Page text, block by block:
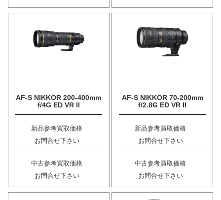
AF-S NIKKOR 200-400mm
f/4G ED VR II
新品参考買取価格
お問合せ下さい
中古参考買取価格
お問合せ下さい
AF-S NIKKOR 70-200mm
f/2.8G ED VR II
新品参考買取価格
お問合せ下さい
中古参考買取価格
お問合せ下さい